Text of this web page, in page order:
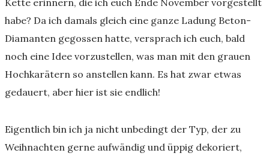
habe? Da ich damals gleich eine ganze Ladung Beton-
Diamanten gegossen hatte, versprach ich euch, bald
noch eine Idee vorzustellen, was man mit den grauen
Hochkarätern so anstellen kann. Es hat zwar etwas
gedauert, aber hier ist sie endlich!
Eigentlich bin ich ja nicht unbedingt der Typ, der zu
Weihnachten gerne aufwändig und üppig dekoriert,